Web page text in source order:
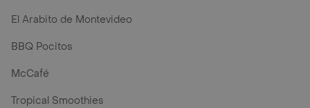
El Arabito de Montevideo
BBQ Pocitos
McCafé
Tropical Smoothies